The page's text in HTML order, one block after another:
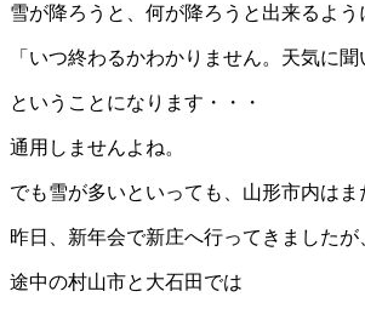
雪が降ろうと、何が降ろうと出来るよ
「いつ終わるかわかりません。天気に聞
ということになります・・・
通用しませんよね。
でも雪が多いといっても、山形市内はま
昨日、新年会で新庄へ行ってきましたが
途中の村山市と大石田では